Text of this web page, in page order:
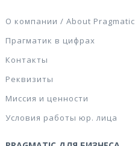
О компании / About Pragmatic
Прагматик в цифрах
Контакты
Реквизиты
Миссия и ценности
Условия работы юр. лица